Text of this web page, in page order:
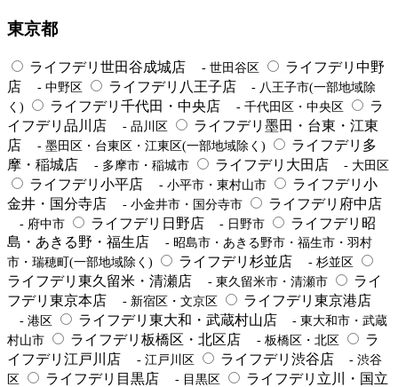
東京都
ライフデリ世田谷成城店 - 世田谷区
ライフデリ中野
店
- 中野区 ライフデリ八王子店
- 八王子市(一部地域除
く)
ライフデリ千代田・中央店 - 千代田区・中央区
ラ
イフデリ品川店
- 品川区
ライフデリ墨田・台東・江東
店
- 墨田区・台東区・江東区(一部地域除く)
ライフデリ多
摩・稲城店
- 多摩市・稲城市 ライフデリ大田店 - 大田区
ライフデリ小平店 - 小平市・東村山市
ライフデリ小
金井・国分寺店
- 小金井市・国分寺市 ライフデリ府中店
- 府中市 ライフデリ日野店 - 日野市
ライフデリ昭
島・あきる野・福生店
- 昭島市・あきる野市・福生市・羽村
市・瑞穂町(一部地域除く)
ライフデリ杉並店 - 杉並区
ライフデリ東久留米・清瀬店 - 東久留米市・清瀬市
ライ
フデリ東京本店
- 新宿区・文京区 ライフデリ東京港店
- 港区 ライフデリ東大和・武蔵村山店
- 東大和市・武蔵
村山市
ライフデリ板橋区・北区店 - 板橋区・北区
ラ
イフデリ江戸川店
- 江戸川区 ライフデリ渋谷店
- 渋谷
区
ライフデリ目黒店 - 目黒区
ライフデリ立川・国立